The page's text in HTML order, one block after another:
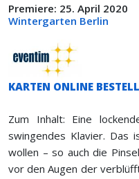
Premiere: 25. April 2020
Wintergarten Berlin
KARTEN ONLINE
Zum Inhalt: Eine
swingendes Klavier. Das
wollen – so auch die
vor den Augen der